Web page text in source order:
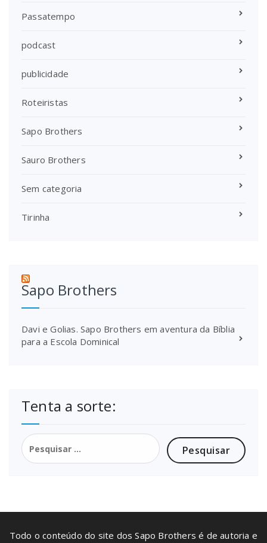
Passatempo
podcast
publicidade
Roteiristas
Sapo Brothers
Sauro Brothers
Sem categoria
Tirinha
Sapo Brothers
Davi e Golias. Sapo Brothers em aventura da Bíblia
para a Escola Dominical
Tenta a sorte:
Pesquisar
por:
Todo o conteúdo do site dos Sapo Brothers é de autoria e